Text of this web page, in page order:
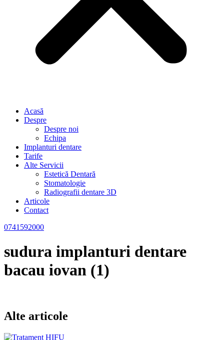
Acasă
Despre
Despre noi
Echipa
Implanturi dentare
Tarife
Alte Servicii
Estetică Dentară
Stomatologie
Radiografii dentare 3D
Articole
Contact
0741592000
sudura implanturi dentare
bacau iovan (1)
Alte articole